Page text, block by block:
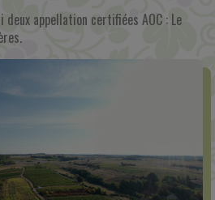
deux appellation certifiées AOC : Le